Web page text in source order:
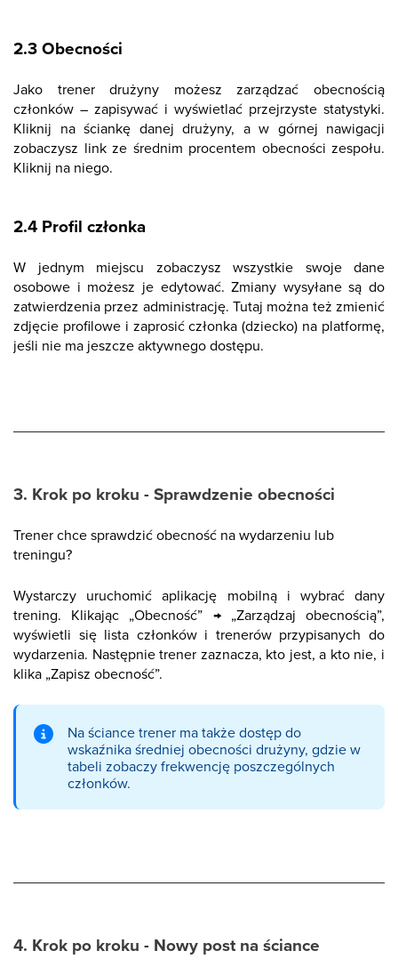
2.3 Obecności
Jako trener drużyny możesz zarządzać obecnością
członków – zapisywać i wyświetlać przejrzyste statystyki.
Kliknij na ściankę danej drużyny, a w górnej nawigacji
zobaczysz link ze średnim procentem obecności zespołu.
Kliknij na niego.
2.4 Profil członka
W jednym miejscu zobaczysz wszystkie swoje dane
osobowe i możesz je edytować. Zmiany wysyłane są do
zatwierdzenia przez administrację. Tutaj można też zmienić
zdjęcie profilowe i zaprosić członka (dziecko) na platformę,
jeśli nie ma jeszcze aktywnego dostępu.
3. Krok po kroku - Sprawdzenie obecności
Trener chce sprawdzić obecność na wydarzeniu lub
treningu?
Wystarczy uruchomić aplikację mobilną i wybrać dany
trening. Klikając „Obecność” → „Zarządzaj obecnością”,
wyświetli się lista członków i trenerów przypisanych do
wydarzenia. Następnie trener zaznacza, kto jest, a kto nie, i
klika „Zapisz obecność”.
Na ściance trener ma także dostęp do
wskaźnika średniej obecności drużyny, gdzie w
tabeli zobaczy frekwencję poszczególnych
członków.
4. Krok po kroku - Nowy post na ściance